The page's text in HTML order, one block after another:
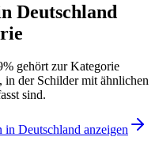
Deutschland
gehört zur Kategorie
in der Schilder mit ähnlichen
sind.
Deutschland anzeigen